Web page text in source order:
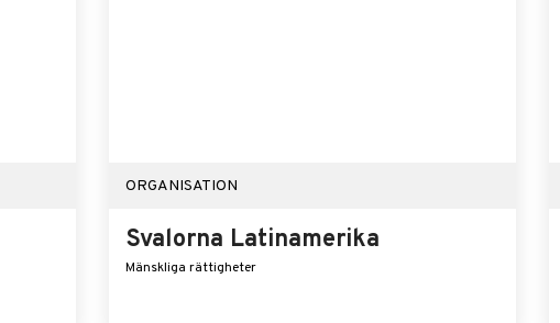
ORGANISATION
Svalorna Latinamerika
Mänskliga rättigheter